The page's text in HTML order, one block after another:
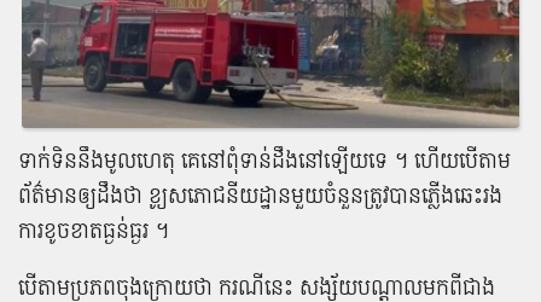
ទាក់ទិន​នឹង​មូលហេតុ​ គេនៅ​ពុំ​ទាន់​ដឹង​​នៅឡើយ​ទេ ​។ ហើយ​បើតាម​
ព័ត៌មាន​ឲ្យ​ដឹង​ថា ខ្យូស​ភោជនីយដ្ឋាន​មួយ​ចំនួន​ត្រូវ​បាន​ភ្លើង​ឆេះ​រង​
ការ​ខូចខាត​ធ្ងន់ធ្ងរ ។
បើតាមប្រភពចុងក្រោយថា​ ​ករណីនេះ សង្ស័យបណ្តាលមកពី​ជាង